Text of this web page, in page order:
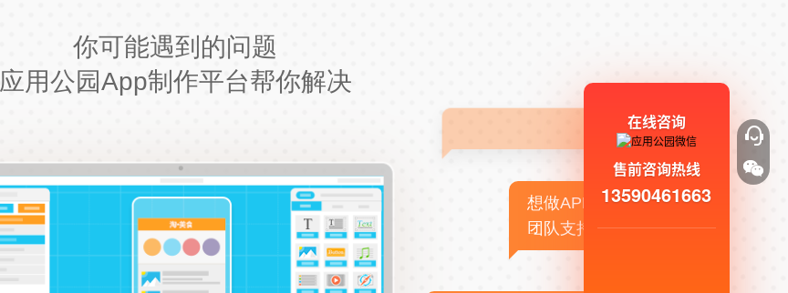
你可能遇到的问题
应用公园App制作平台帮你解决
想做APP，但没有技术
团队支持
在线咨询
售前咨询热线
13590461663